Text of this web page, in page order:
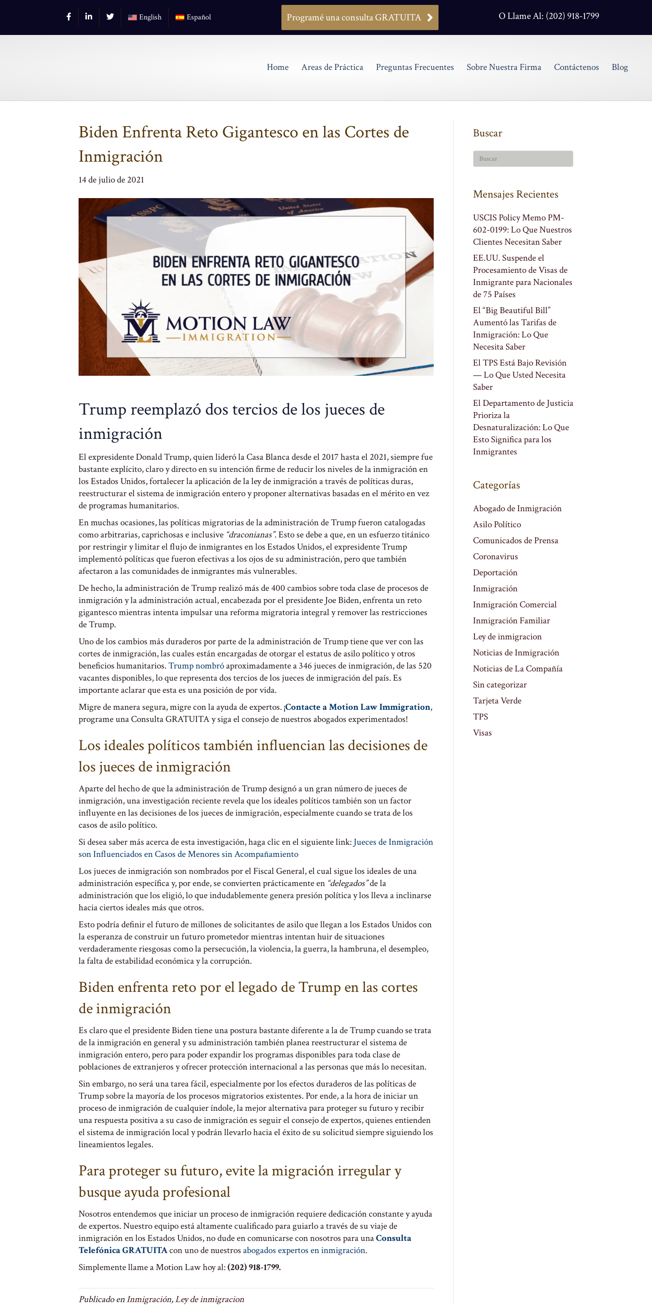
English Español Programé una consulta GRATUITA O Llame Al: (202) 918-1799
Home Areas de Práctica Preguntas Frecuentes Sobre Nuestra Firma Contáctenos Blog
Biden Enfrenta Reto Gigantesco en las Cortes de
Inmigración
14 de julio de 2021
Trump reemplazó dos tercios de los jueces de
inmigración
El expresidente Donald Trump, quien lideró la Casa Blanca desde el 2017 hasta el 2021, siempre fue
bastante explícito, claro y directo en su intención firme de reducir los niveles de la inmigración en
los Estados Unidos, fortalecer la aplicación de la ley de inmigración a través de políticas duras,
reestructurar el sistema de inmigración entero y proponer alternativas basadas en el mérito en vez
de programas humanitarios.
En muchas ocasiones, las políticas migratorias de la administración de Trump fueron catalogadas
como arbitrarias, caprichosas e inclusive “draconianas”. Esto se debe a que, en un esfuerzo titánico
por restringir y limitar el flujo de inmigrantes en los Estados Unidos, el expresidente Trump
implementó políticas que fueron efectivas a los ojos de su administración, pero que también
afectaron a las comunidades de inmigrantes más vulnerables.
De hecho, la administración de Trump realizó más de 400 cambios sobre toda clase de procesos de
inmigración y la administración actual, encabezada por el presidente Joe Biden, enfrenta un reto
gigantesco mientras intenta impulsar una reforma migratoria integral y remover las restricciones
de Trump.
Uno de los cambios más duraderos por parte de la administración de Trump tiene que ver con las
cortes de inmigración, las cuales están encargadas de otorgar el estatus de asilo político y otros
beneficios humanitarios.Trump nombróaproximadamente a 346 jueces de inmigración, de las 520
vacantes disponibles, lo que representa dos tercios de los jueces de inmigración del país. Es
importante aclarar que esta es una posición de por vida.
Migre de manera segura, migre con la ayuda de expertos. ¡Contacte a Motion Law Immigration,
programe una Consulta GRATUITA y siga el consejo de nuestros abogados experimentados!
Los ideales políticos también influencian las decisiones de
los jueces de inmigración
Aparte del hecho de que la administración de Trump designó a un gran número de jueces de
inmigración, una investigación reciente revela que los ideales políticos también son un factor
influyente en las decisiones de los jueces de inmigración, especialmente cuando se trata de los
casos de asilo político.
Si desea saber más acerca de esta investigación, haga clic en el siguiente link: Jueces de Inmigración
son Influenciados en Casos de Menores sin Acompañamiento
Los jueces de inmigración son nombrados por el Fiscal General, el cual sigue los ideales de una
administración específica y, por ende, se convierten prácticamente en “delegados”de la
administración que los eligió, lo que indudablemente genera presión política y los lleva a inclinarse
hacia ciertos ideales más que otros.
Esto podría definir el futuro de millones de solicitantes de asilo que llegan a los Estados Unidos con
la esperanza de construir un futuro prometedor mientras intentan huir de situaciones
verdaderamente riesgosas como la persecución, la violencia, la guerra, la hambruna, el desempleo,
la falta de estabilidad económica y la corrupción.
Biden enfrenta reto por el legado de Trump en las cortes
de inmigración
Es claro que el presidente Biden tiene una postura bastante diferente a la de Trump cuando se trata
de la inmigración en general y su administración también planea reestructurar el sistema de
inmigración entero, pero para poder expandir los programas disponibles para toda clase de
poblaciones de extranjeros y ofrecer protección internacional a las personas que más lo necesitan.
Sin embargo, no será una tarea fácil, especialmente por los efectos duraderos de las políticas de
Trump sobre la mayoría de los procesos migratorios existentes. Por ende, a la hora de iniciar un
proceso de inmigración de cualquier índole, la mejor alternativa para proteger su futuro y recibir
una respuesta positiva a su caso de inmigración es seguir el consejo de expertos, quienes entienden
el sistema de inmigración local y podrán llevarlo hacia el éxito de su solicitud siempre siguiendo los
lineamientos legales.
Para proteger su futuro, evite la migración irregular y
busque ayuda profesional
Nosotros entendemos que iniciar un proceso de inmigración requiere dedicación constante y ayuda
de expertos. Nuestro equipo está altamente cualificado para guiarlo a través de su viaje de
inmigración en los Estados Unidos, no dude en comunicarse con nosotros para unaConsulta
Telefónica GRATUITAcon uno de nuestros abogados expertos en inmigración.
Simplemente llame a Motion Law hoy al:(202) 918-1799.
Publicado en Inmigración,Ley de inmigracion
Buscar
Mensajes Recientes
USCIS Policy Memo PM-
602-0199: Lo Que Nuestros
Clientes Necesitan Saber
EE.UU. Suspende el
Procesamiento de Visas de
Inmigrante para Nacionales
de 75 Países
El “Big Beautiful Bill”
Aumentó las Tarifas de
Inmigración: Lo Que
Necesita Saber
El TPS Está Bajo Revisión
— Lo Que Usted Necesita
Saber
El Departamento de Justicia
Prioriza la
Desnaturalización: Lo Que
Esto Significa para los
Inmigrantes
Categorías
Abogado de Inmigración
Asilo Político
Comunicados de Prensa
Coronavirus
Deportación
Inmigración
Inmigración Comercial
Inmigración Familiar
Ley de inmigracion
Noticias de Inmigración
Noticias de La Compañía
Sin categorizar
Tarjeta Verde
TPS
Visas